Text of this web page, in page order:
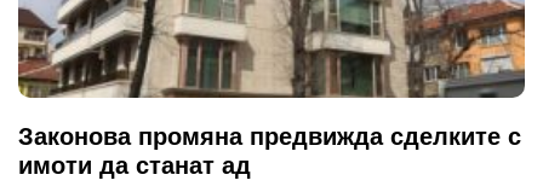
Законова промяна предвижда сделките с
имоти да станат ад